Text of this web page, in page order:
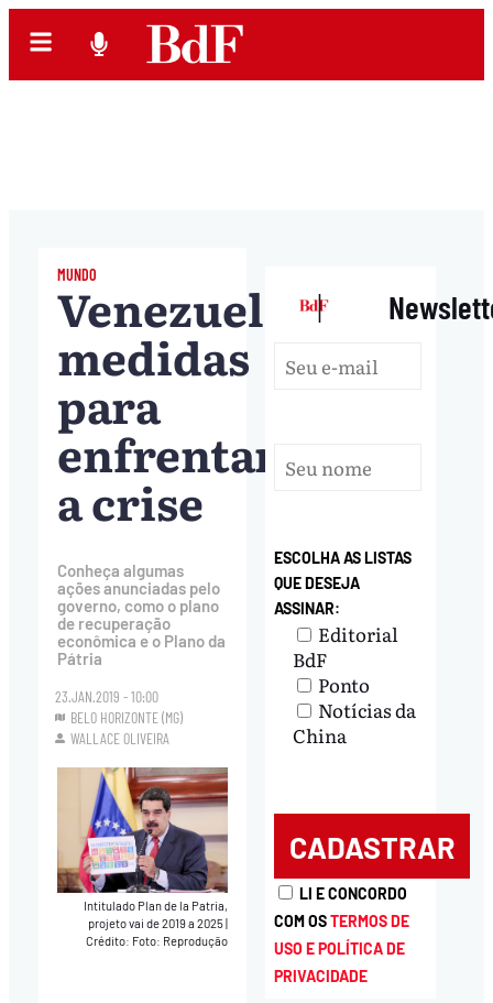
MUNDO
Venezuela:
medidas
para
enfrentar
a crise
Conheça algumas
ações anunciadas pelo
governo, como o plano
de recuperação
econômica e o Plano da
Pátria
23.JAN.2019 - 10:00
BELO HORIZONTE (MG)
WALLACE OLIVEIRA
Intitulado Plan de la Patria,
projeto vai de 2019 a 2025|
Crédito: Foto: Reprodução
|
ESCOLHA AS LISTAS
QUE DESEJA
ASSINAR:
Editorial
BdF
Ponto
Notícias da
China
LI E CONCORDO
COM OSTERMOS DE
USO E POLÍTICA DE
PRIVACIDADE